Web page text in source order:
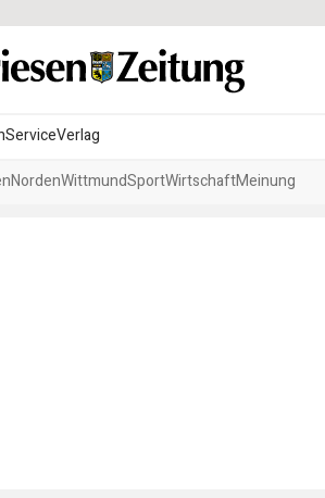
ServiceVerlag
NordenWittmundSportWirtschaftMeinung